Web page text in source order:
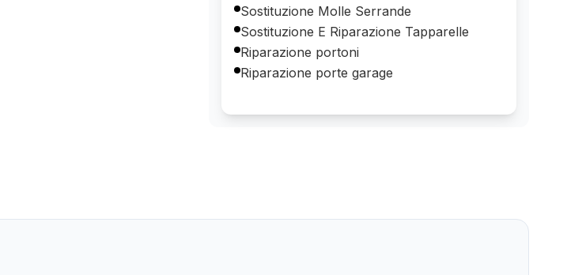
Sostituzione Molle Serrande
Sostituzione E Riparazione Tapparelle
Riparazione portoni
Riparazione porte garage